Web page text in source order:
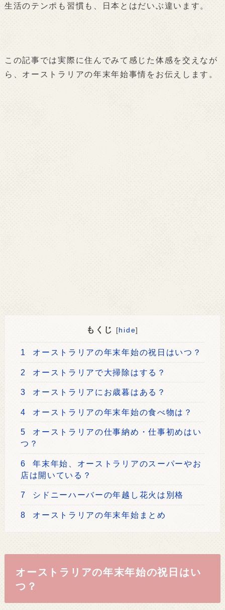
生活のテンポも習慣も、日本とはだいぶ違います。
この記事では実際に住んでみて感じた体感を交えなが
ら、オーストラリアの年末年始事情をお伝えします。
もくじ [hide]
1 オーストラリアの年末年始の祝日はいつ？
2 オーストラリアで大掃除はする？
3 オーストラリアにお歳暮はある？
4 オーストラリアの年末年始の食べ物は？
5
オーストラリアの仕事納め・仕事初めはい
つ？
6
年末年始、オーストラリアのスーパーやお
店は開いている？
7 シドニーハーバーの年越し花火は別格
8 オーストラリアの年末年始まとめ
オーストラリアの年末年始の祝日はい
つ？